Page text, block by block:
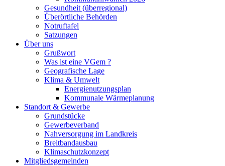
Gesundheit (überregional)
Überörtliche Behörden
Notruftafel
Satzungen
Über uns
Grußwort
Was ist eine VGem ?
Geografische Lage
Klima & Umwelt
Energienutzungsplan
Kommunale Wärmeplanung
Standort & Gewerbe
Grundstücke
Gewerbeverband
Nahversorgung im Landkreis
Breitbandausbau
Klimaschutzkonzept
Mitgliedsgemeinden